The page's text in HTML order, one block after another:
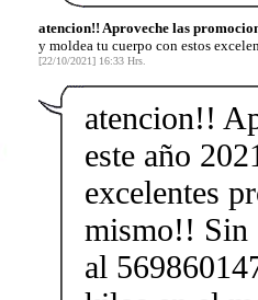
atencion!! Aproveche las
y moldea tu cuerpo con estos
[22/10/2021] 16:33 Hrs.
atencion!!
este año
excelentes
mismo!! Sin
al